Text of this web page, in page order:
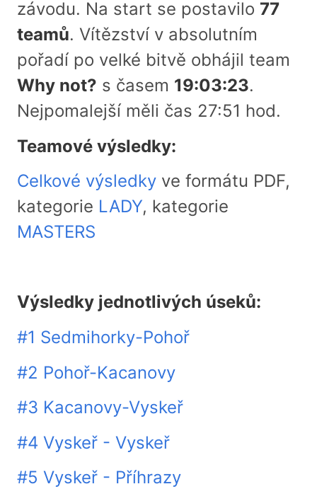
závodu. Na start se postavilo 77
teamů. Vítězství v absolutním
pořadí po velké bitvě obhájil team
Why not? s časem 19:03:23.
Nejpomalejší měli čas 27:51 hod.
Teamové výsledky:
Celkové výsledky ve formátu PDF,
kategorie LADY, kategorie
MASTERS
Výsledky jednotlivých úseků:
#1 Sedmihorky-Pohoř
#2 Pohoř-Kacanovy
#3 Kacanovy-Vyskeř
#4 Vyskeř - Vyskeř
#5 Vyskeř - Příhrazy